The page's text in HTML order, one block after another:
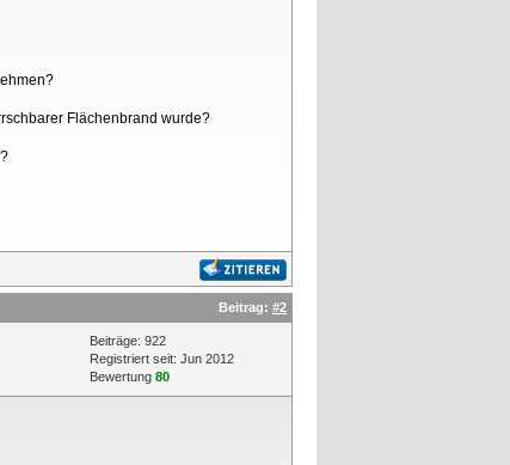
Flächenbrand wurde?
Beitrag: #2
Beiträge: 922
Registriert seit: Jun 2012
Bewertung 80